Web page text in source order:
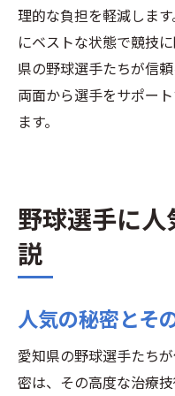
理的な負担を軽減しま
にベストな状態で競技
県の野球選手たちが信
両面から選手をサポー
ます。
野球選手に
説
人気の秘密とそ
愛知県の野球選手たち
密は、その高度な治療